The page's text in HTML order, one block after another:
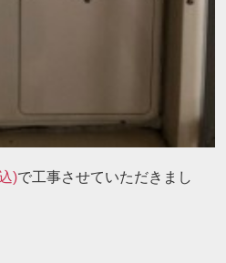
)で工事させていただきまし